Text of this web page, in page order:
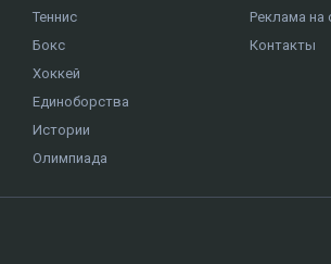
Теннис
Бокс
Хоккей
Единоборства
Истории
Олимпиада
Реклама на
Контакты